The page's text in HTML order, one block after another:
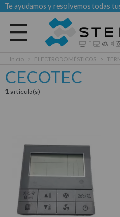
Te ayudamos y resolvemos todas
Todas las categorias
Inicio > ELECTRODOMÉSTICOS >
CECOTEC
1articulo(s)